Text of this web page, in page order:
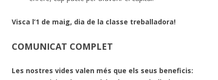
Visca l’1 de maig, dia de la classe treballadora!
COMUNICAT COMPLET
Les nostres vides valen més que els seus beneficis: